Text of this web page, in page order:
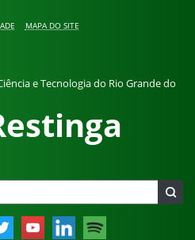
MAPA DO SITE
e Tecnologia do Rio Grande do
YouTube LinkedIn Spotify